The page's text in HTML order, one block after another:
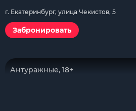
г. Екатеринбург, улица Чекистов, 5
Забронировать
Антуражные, 18+